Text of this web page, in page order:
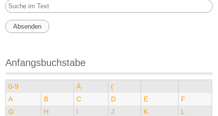
Anfangsbuchstabe
0-9 Ä
(
A
B C D E
F
G
H I J K
L